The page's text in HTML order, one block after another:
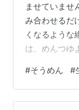
ませていませ
み合わせるだ
くなるような
は、めんつゆ
や、忙しい日
す。 「冷蔵
味が見つかれ
#そうめん #